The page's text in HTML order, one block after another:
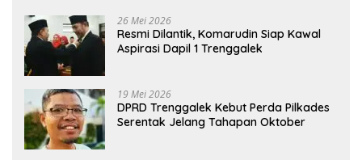
26 Mei 2026
Resmi Dilantik, Komarudin Siap Kawal
Aspirasi Dapil 1 Trenggalek
19 Mei 2026
DPRD Trenggalek Kebut Perda Pilkades
Serentak Jelang Tahapan Oktober